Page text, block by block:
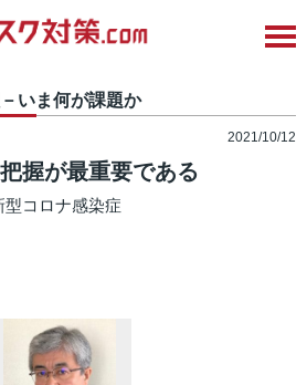
いま何が課題か
2021/10/12
握が最重要である
コロナ感染症